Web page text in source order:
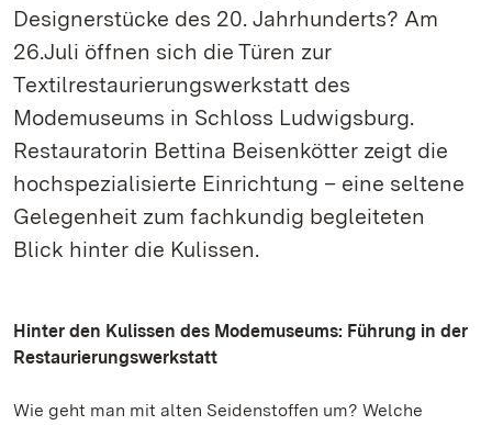
Designerstücke des 20. Jahrhunderts? Am
26.Juli öffnen sich die Türen zur
Textilrestaurierungswerkstatt des
Modemuseums in Schloss Ludwigsburg.
Restauratorin Bettina Beisenkötter zeigt die
hochspezialisierte Einrichtung – eine seltene
Gelegenheit zum fachkundig begleiteten
Blick hinter die Kulissen.
Hinter den Kulissen des Modemuseums: Führung in der
Restaurierungswerkstatt
Wie geht man mit alten Seidenstoffen um? Welche